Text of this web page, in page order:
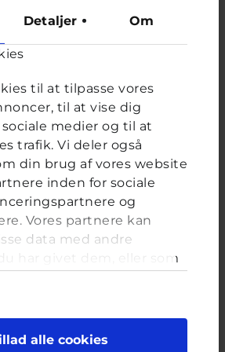
Detaljer Om
til at tilpasse vores
til at vise dig
medier og til at
trafik. Vi deler også
din brug af vores website
inden for sociale
og
Vores partnere kan
data med andre
har givet dem, eller som
fra din brug af deres
til vores cookies,
med at anvende vores
alle cookies
hadefulde beskeder eller
SMS, Snapchat eller Messenger?
flere gange
#Teenageliv